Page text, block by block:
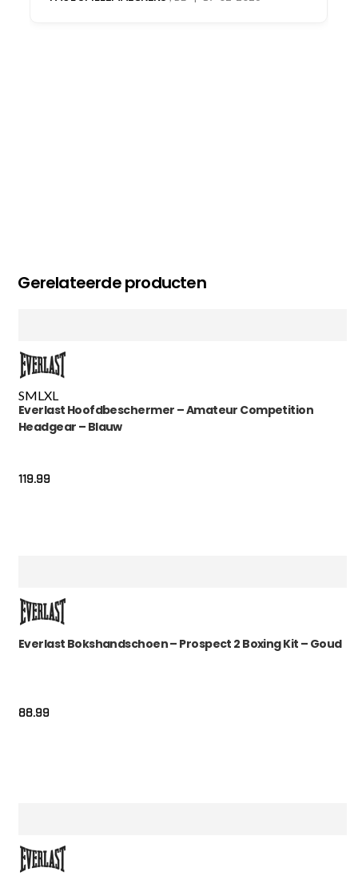
Gerelateerde producten
SMLXL
Everlast Hoofdbeschermer – Amateur Competition
Headgear – Blauw
119.99
Everlast Bokshandschoen – Prospect 2 Boxing Kit – Goud
88.99